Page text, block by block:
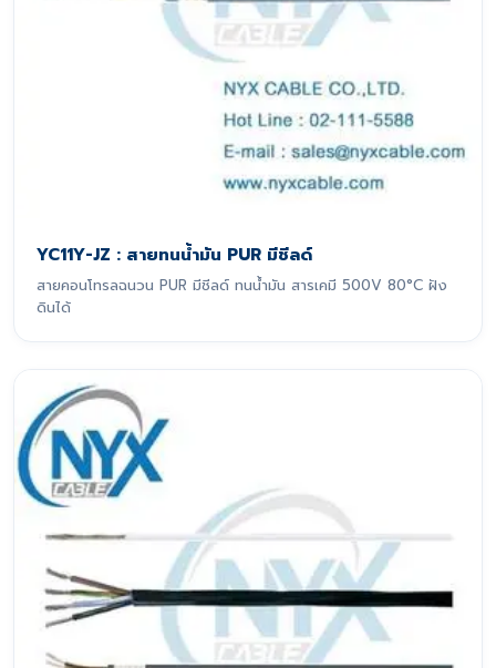
YC11Y-JZ : สายทนน้ำมัน PUR มีชีลด์
สายคอนโทรลฉนวน PUR มีชีลด์ ทนน้ำมัน สารเคมี 500V 80°C ฝัง
ดินได้